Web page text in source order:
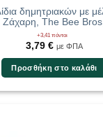
δημητριακών με
Ζάχαρη, The Bee
+3,41 πόντοι
3,79 € με ΦΠΑ
Προσθήκη στο καλάθι